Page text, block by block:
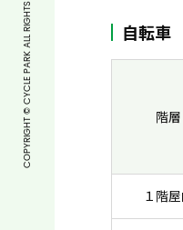
自転車
階層
１階
COPYRIGHT © CYCLE PARK ALL RIGHTS RESERVED.